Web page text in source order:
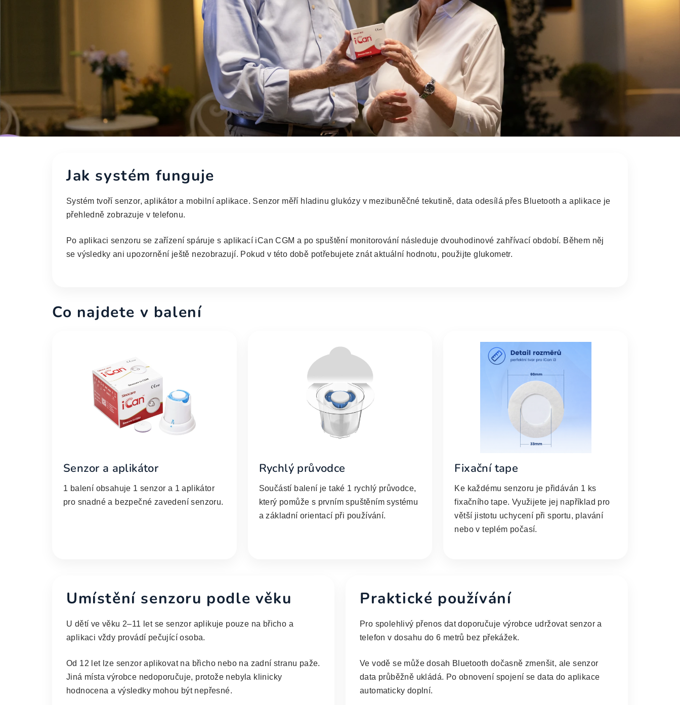
Jednoduché řešení pro
každodenní život
Mějte přehled o hodnotách glukózy doma, na cestách i ve chvílích
odpočinku. iCan i3 přináší průběžná data přímo do mobilní aplikace.
Jak systém funguje
Systém tvoří senzor, aplikátor a mobilní aplikace. Senzor měří hladinu glukózy v mezibuněčné tekutině, data odesílá přes Bluetooth a aplikace je
přehledně zobrazuje v telefonu.
Po aplikaci senzoru se zařízení spáruje s aplikací iCan CGM a po spuštění monitorování následuje dvouhodinové zahřívací období. Během něj
se výsledky ani upozornění ještě nezobrazují. Pokud v této době potřebujete znát aktuální hodnotu, použijte glukometr.
Co najdete v balení
Senzor a aplikátor
1 balení obsahuje 1 senzor a 1 aplikátor
pro snadné a bezpečné zavedení senzoru.
Rychlý průvodce
Součástí balení je také 1 rychlý průvodce,
který pomůže s prvním spuštěním systému
a základní orientací při používání.
Fixační tape
Ke každému senzoru je přidáván 1 ks
fixačního tape. Využijete jej například pro
větší jistotu uchycení při sportu, plavání
nebo v teplém počasí.
Umístění senzoru podle věku
U dětí ve věku 2–11 let se senzor aplikuje pouze na břicho a
aplikaci vždy provádí pečující osoba.
Od 12 let lze senzor aplikovat na břicho nebo na zadní stranu paže.
Jiná místa výrobce nedoporučuje, protože nebyla klinicky
hodnocena a výsledky mohou být nepřesné.
Praktické používání
Pro spolehlivý přenos dat doporučuje výrobce udržovat senzor a
telefon v dosahu do 6 metrů bez překážek.
Ve vodě se může dosah Bluetooth dočasně zmenšit, ale senzor
data průběžně ukládá. Po obnovení spojení se data do aplikace
automaticky doplní.